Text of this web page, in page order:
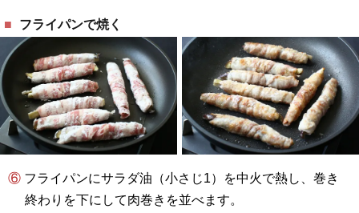
フライパンで焼く
⑥ フライパンにサラダ油（小さじ1）を中火で熱し、巻き
終わりを下にして肉巻きを並べます。